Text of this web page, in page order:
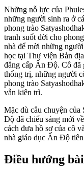
Những nỗ lực của
những người sinh ra ở
phong trào
tranh suốt đời cho
nhà để mời những
học tại Thư viện Bản
đẳng cấp Ấn Độ. Cô đã
thống trị, những người
phong trào
vẫn kiên trì.
Mặc dù câu chuyện
Độ đã chiếu sáng mới
cách đưa hồ sơ của cô
nhà giáo dục Ấn Độ
Điều hướng